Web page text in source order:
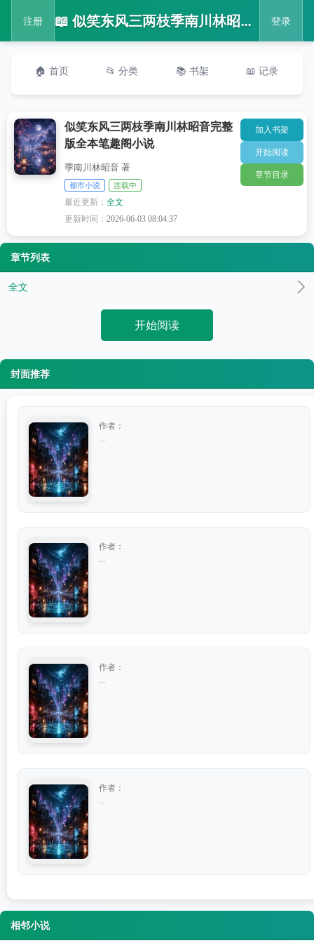
注册 📖 似笑东风三两枝季南川林昭音完整版全本笔趣阁小说 登录
🏠 首页 📂 分类 📚 书架 📖 记录
似笑东风三两枝季南川林昭音完整
版全本笔趣阁小说
季南川林昭音 著
都市小说 连载中
最近更新：全文
更新时间：2026-06-03 08:04:37
加入书架
开始阅读
章节目录
章节列表
全文
开始阅读
封面推荐
作者：
作者：
作者：
作者：
相邻小说